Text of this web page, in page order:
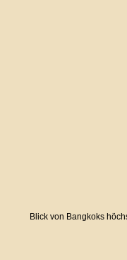
Blick von Bangkoks